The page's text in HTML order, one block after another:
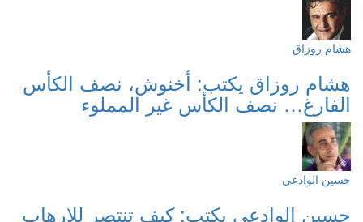
هشام روزاق
هشام روزاق يكتب: أخنوش، نصف الكأس
الفارغ… نصف الكأس غير المملوء
حسين الوادعي
حسين الوادعي يكتب: كيف تنتصر للإرهاب